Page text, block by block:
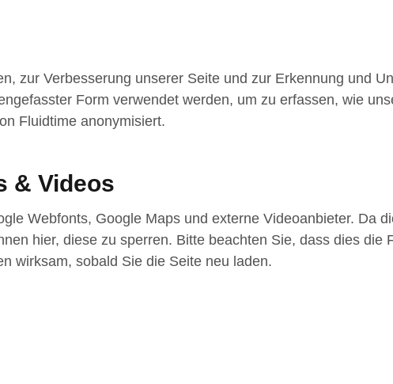
zur Verbesserung unserer Seite und zur Erkennung und
Form verwendet werden, um zu erfassen, wie
Fluidtime anonymisiert.
& Videos
Webfonts, Google Maps und externe Videoanbieter. Da
hier, diese zu sperren. Bitte beachten Sie, dass dies
wirksam, sobald Sie die Seite neu laden.